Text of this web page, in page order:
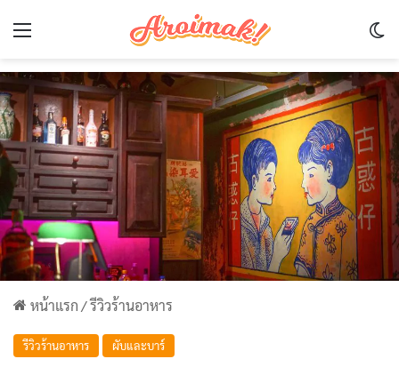
Menu
หน้าแรก/รีวิวร้านอาหาร
รีวิวร้านอาหาร ผับและบาร์